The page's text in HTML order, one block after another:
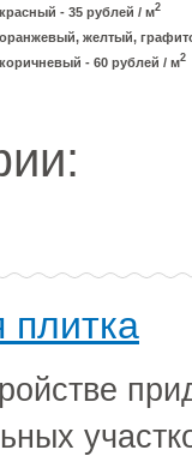
красный - 35 рублей / м2
оранжевый, желтый,
коричневый - 60 рублей / м2
плитка